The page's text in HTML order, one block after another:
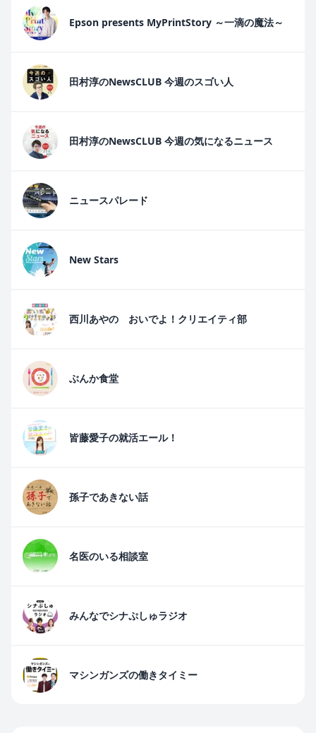
Epson presents MyPrintStory ～一滴の魔法～
田村淳のNewsCLUB 今週のスゴい人
田村淳のNewsCLUB 今週の気になるニュース
ニュースパレード
New Stars
西川あやの おいでよ！クリエイティ部
ぶんか食堂
皆藤愛子の就活エール！
孫子であきない話
名医のいる相談室
みんなでシナぷしゅラジオ
マシンガンズの働きタイミー